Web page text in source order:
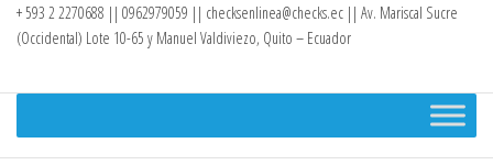
+ 593 2 2270688 || 0962979059 || checksenlinea@checks.ec || Av. Mariscal Sucre
(Occidental) Lote 10-65 y Manuel Valdiviezo, Quito – Ecuador